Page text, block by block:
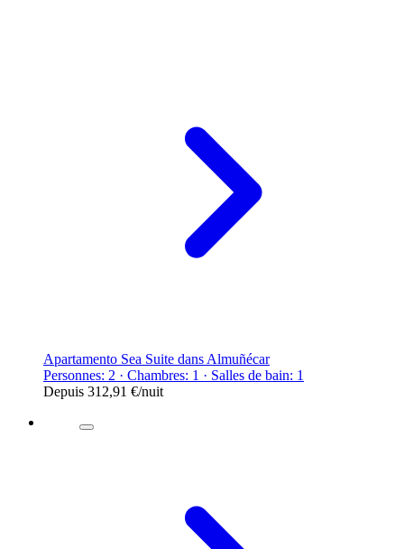
Apartamento Sea Suite dans Almuñécar
Personnes: 2 · Chambres: 1 · Salles de bain: 1
Depuis 312,91 €/nuit